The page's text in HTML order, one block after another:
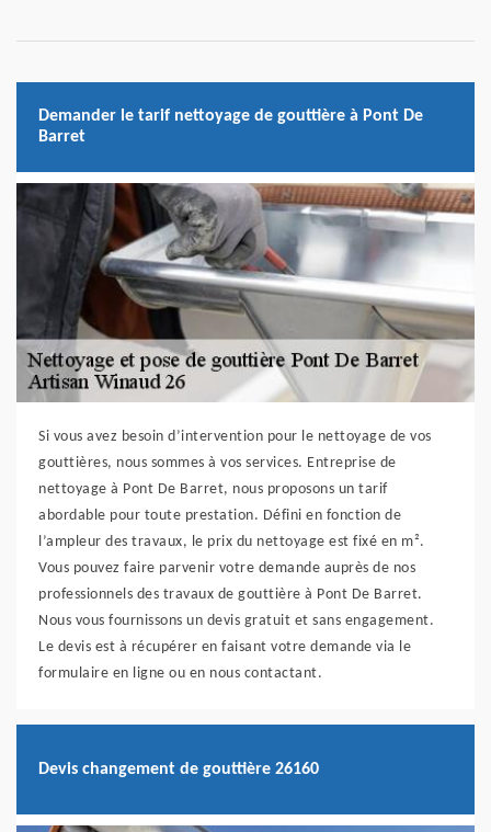
Demander le tarif nettoyage de gouttière à Pont De
Barret
Si vous avez besoin d’intervention pour le nettoyage de vos
gouttières, nous sommes à vos services. Entreprise de
nettoyage à Pont De Barret, nous proposons un tarif
abordable pour toute prestation. Défini en fonction de
l’ampleur des travaux, le prix du nettoyage est fixé en m².
Vous pouvez faire parvenir votre demande auprès de nos
professionnels des travaux de gouttière à Pont De Barret.
Nous vous fournissons un devis gratuit et sans engagement.
Le devis est à récupérer en faisant votre demande via le
formulaire en ligne ou en nous contactant.
Devis changement de gouttière 26160